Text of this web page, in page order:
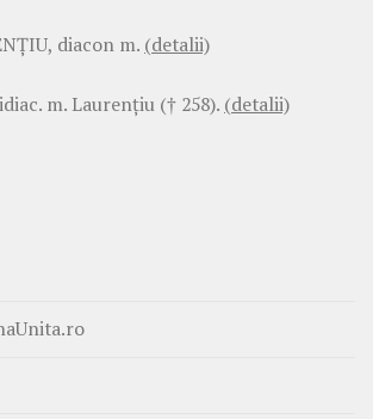
diacon m. (detalii)
m. Laurenţiu († 258). (detalii)